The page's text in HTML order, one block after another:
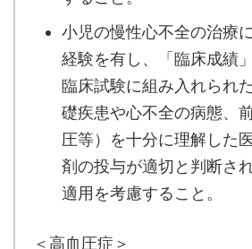
小児の慢性心不全の治療
経験を有し、「臨床成績
臨床試験に組み入れられ
礎疾患や心不全の病態、
圧等）を十分に理解した
剤の投与が適切と判断さ
適用を考慮すること。
＜高血圧症＞